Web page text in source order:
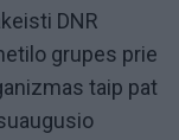
DNR
grupes prie
taip pat